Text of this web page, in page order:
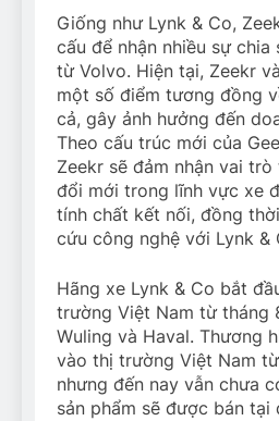
Giống như Lynk & Co,
cấu để nhận nhiều sự chia
từ Volvo. Hiện tại, Zeekr
một số điểm tương đồng
cả, gây ảnh hưởng đến
Theo cấu trúc mới của
Zeekr sẽ đảm nhận vai
đổi mới trong lĩnh vực xe
tính chất kết nối, đồng
cứu công nghệ với Lynk &
Hãng xe Lynk & Co bắt
trường Việt Nam từ tháng
Wuling và Haval. Thương
vào thị trường Việt Nam
nhưng đến nay vẫn chưa
sản phẩm sẽ được bán tại